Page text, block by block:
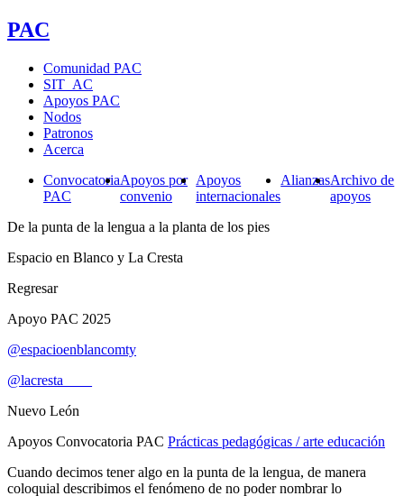
PAC
Comunidad PAC
SIT_AC
Apoyos PAC
Nodos
Patronos
Acerca
Convocatoria
PAC
Apoyos por
convenio
Apoyos
internacionales
AlianzasArchivo de
apoyos
De la punta de la lengua a la planta de los pies
Espacio en Blanco y La Cresta
Regresar
Apoyo PAC 2025
@espacioenblancomty
@lacresta____
Nuevo León
Apoyos Convocatoria PAC Prácticas pedagógicas / arte educación
Cuando decimos tener algo en la punta de la lengua, de manera
coloquial describimos el fenómeno de no poder nombrar lo